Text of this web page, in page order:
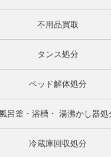
不用品買取
タンス処分
ベッド解体処分
風呂釜・浴槽・ 湯沸かし器処
冷蔵庫回収処分